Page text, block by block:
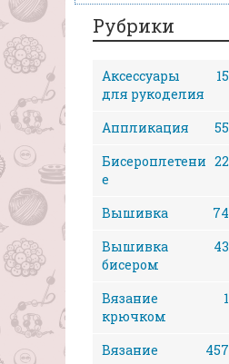
Рубрики
Аксессуары
для рукоделия
15
Аппликация
55
Бисероплетени
е
22
Вышивка
74
Вышивка
бисером
43
Вязание
крючком
1
Вязание
457